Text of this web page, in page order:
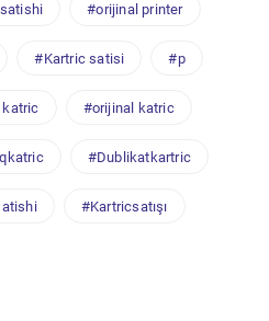
#orijinal printer
#Kartric satisi #p
#orijinal katric
#Dublikatkartric
#Kartricsatışı